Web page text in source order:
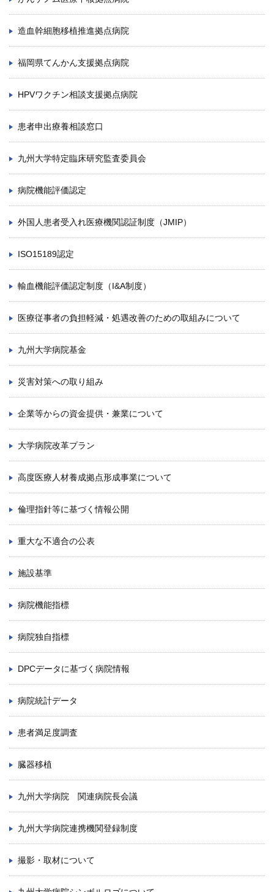
造血幹細胞移植推進拠点病院
福岡県てんかん支援拠点病院
HPVワクチン相談支援拠点病院
患者申出療養相談窓口
九州大学特定臨床研究監査委員会
病院機能評価認定
外国人患者受入れ医療機関認証制度（JMIP）
ISO15189認定
輸血機能評価認定制度（I&A制度）
医療従事者の負担軽減・処遇改善のための取組みについて
九州大学病院基金
災害対策への取り組み
企業等からの資金提供・兼業について
大学病院改革プラン
高度医療人材養成拠点形成事業について
倫理指針等に基づく情報公開
重大な不適合の公表
施設基準
病院機能指標
病院独自指標
DPCデータに基づく病院情報
病院統計データ
患者満足度調査
臓器移植
九州大学病院 関連病院長会議
九州大学病院連携機関登録制度
撮影・取材について